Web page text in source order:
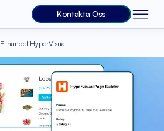
Kontakta Oss
E-handel HyperVisual